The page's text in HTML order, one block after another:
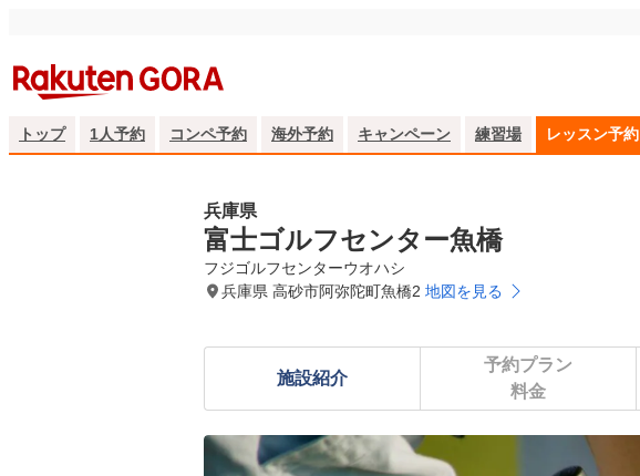
トップ 1人予約 コンペ予約 海外予約 キャンペーン 練習場 レッスン予約
兵庫県
富士ゴルフセンター魚橋
フジゴルフセンターウオハシ
兵庫県 高砂市阿弥陀町魚橋2 地図を見る
施設紹介
予約プラン
料金